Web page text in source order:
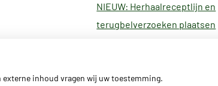
NIEUW: Herhaalreceptlijn en
terugbelverzoeken plaatsen
externe inhoud vragen wij uw toestemming.